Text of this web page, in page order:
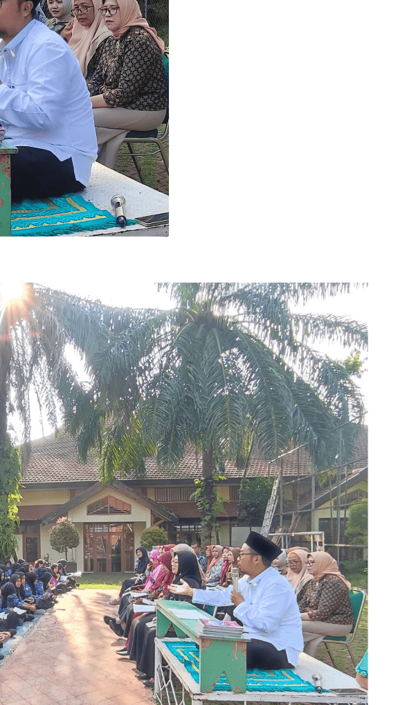
July 2026
September 2025
August 2025
July 2025
May 2025
April 2025
March 2025
February 2025
January 2025
December 2024
November 2024
October 2024
September 2024
October 2023
August 2023
May 2023
March 2023
November 2022
October 2022
September 2022
July 2022
June 2022
March 2022
January 2022
December 2021
November 2021
October 2021
September 2021
Categories
BERITA
BERITA PENDIDIKAN